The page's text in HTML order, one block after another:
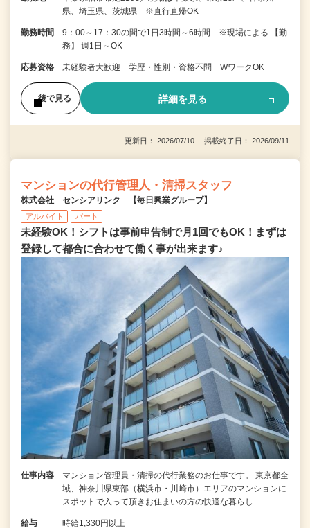
県、埼玉県、茨城県 ※直行直帰OK
勤務時間
9：00～17：30の間で1日3時間～6時間 ※現場による 【勤
務】 週1日～OK
応募資格 未経験者大歓迎 学歴・性別・資格不問 WワークOK
後で見る 詳細を見る
更新日： 2026/07/10 掲載終了日： 2026/09/11
マンションの代行管理人・清掃スタッフ
株式会社 センシアリンク 【毎日興業グループ】
アルバイト パート
未経験OK！シフトは事前申告制で月1回でもOK！まずは
登録して都合に合わせて働く事が出来ます♪
仕事内容
マンション管理員・清掃の代行業務のお仕事です。 東京都全
域、神奈川県東部（横浜市・川崎市）エリアのマンションに
スポットで入って頂きお住まいの方の快適な暮らし…
給与 時給1,330円以上